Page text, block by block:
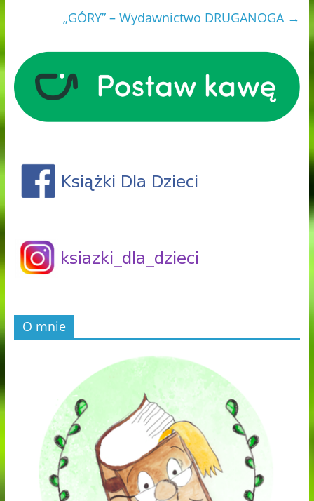
„GÓRY” – Wydawnictwo DRUGANOGA →
O mnie